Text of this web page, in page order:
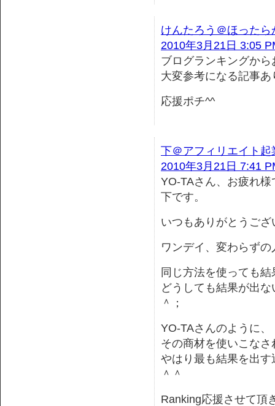
けんたろう＠ほった
2010年3月21日 3:05
ブログランキングか
大変参考になる記事
応援ポチ^^
下＠アフィリエイト起
2010年3月21日 7:41
YO-TAさん、お疲れ様
下です。
いつもありがとうござ
ワンデイ、変わらず
同じ方法を使っても
どうしても結果が出
＾；
YO-TAさんのように、
その商材を使いこな
やはり最も結果を出
＾＾
Ranking応援させて頂